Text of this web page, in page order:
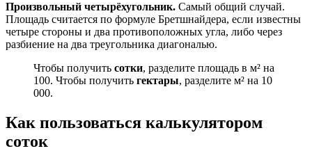
Произвольный четырёхугольник. Самый общий случай.
Площадь считается по формуле Бретшнайдера, если известны
четыре стороны и два противоположных угла, либо через
разбиение на два треугольника диагональю.
Чтобы получить сотки, разделите площадь в м² на
100. Чтобы получить гектары, разделите м² на 10
000.
Как пользоваться калькулятором
соток